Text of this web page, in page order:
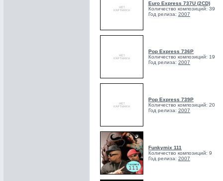
Euro Express 737U (2CD)
Количество композиций: 39
Год релиза: 2007
Pop Express 736P
Количество композиций: 19
Год релиза: 2007
Pop Express 739P
Количество композиций: 20
Год релиза: 2007
Funkymix 111
Количество композиций: 9
Год релиза: 2007